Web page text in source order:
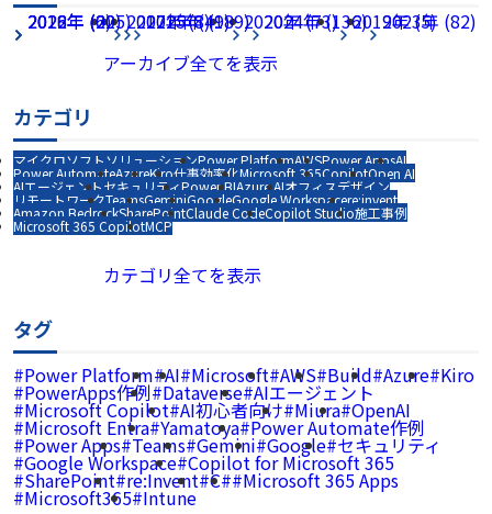
2026年 (225) 2025年 (189) 2024年 (136) 2023年 (82)
2022年 (60) 2021年 (49) 2020年 (73) 2019年 (5)
2018年 (2) 2017年 (8)
アーカイブ全てを表示
カテゴリ
マイクロソフトソリューションPower PlatformAWSPower AppsAI
Power AutomateAzureKiro仕事効率化Microsoft 365CopilotOpen AI
AIエージェントセキュリティPower BIAzure AIオフィスデザイン
リモートワークTeamsGeminiGoogleGoogle Workspacere:invent
Amazon BedrockSharePointClaude CodeCopilot Studio施工事例
Microsoft 365 CopilotMCP
カテゴリ全てを表示
タグ
Power Platform AI Microsoft AWS Build Azure Kiro
PowerApps作例 Dataverse AIエージェント
Microsoft Copilot AI初心者向け Miura OpenAI
Microsoft Entra Yamatoya Power Automate作例
Power Apps Teams Gemini Google セキュリティ
Google Workspace Copilot for Microsoft 365
SharePoint re:Invent C# Microsoft 365 Apps
Microsoft365 Intune